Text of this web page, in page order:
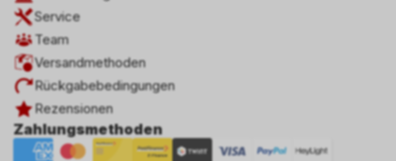
Service
Team
Versandmethoden
Rückgabebedingungen
Rezensionen
Zahlungsmethoden